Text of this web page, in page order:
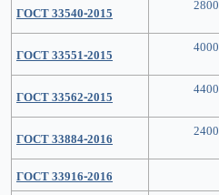
ГОСТ 33540-2015 2800
ГОСТ 33551-2015 4000
ГОСТ 33562-2015 4400
ГОСТ 33884-2016 2400
ГОСТ 33916-2016